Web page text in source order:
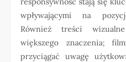
wpływającymi na
Również treści
większego znaczenia;
przyciągać uwagę